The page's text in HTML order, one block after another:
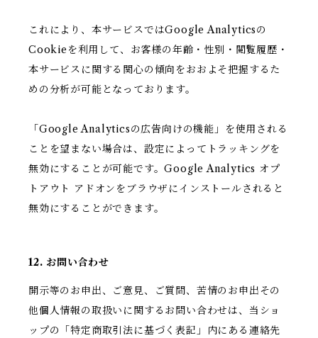
これにより、本サービスではGoogle Analyticsの
Cookieを利用して、お客様の年齢・性別・閲覧履歴・
本サービスに関する関心の傾向をおおよそ把握するた
めの分析が可能となっております。
「Google Analyticsの広告向けの機能」を使用される
ことを望まない場合は、設定によってトラッキングを
無効にすることが可能です。Google Analytics オプ
トアウト アドオンをブラウザにインストールされると
無効にすることができます。
12. お問い合わせ
開示等のお申出、ご意見、ご質問、苦情のお申出その
他個人情報の取扱いに関するお問い合わせは、当ショ
ップの「特定商取引法に基づく表記」内にある連絡先